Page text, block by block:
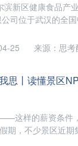
新区健康食品产
司位于武汉的全
25 来源：思
思丨读懂景区
这样的薪资条
期，不少景区近期